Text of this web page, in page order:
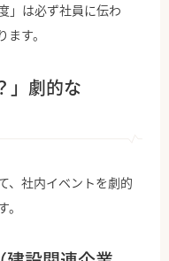
」は必ず社員に伝わ
す。
」劇的な
、社内イベントを劇的